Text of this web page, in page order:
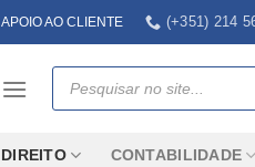
APOIO AO CLIENTE (+351) 214
Products
search
DIREITO CONTABILIDADE